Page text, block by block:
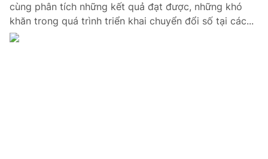
Video Shorts video
VTV Money
cùng phân tích những kết quả đạt được, những khó
khăn trong quá trình triển khai chuyển đổi số tại các...